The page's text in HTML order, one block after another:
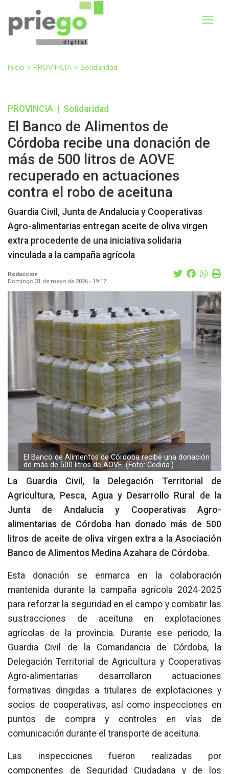
Inicio > PROVINCIA > Solidaridad
PROVINCIA Solidaridad
El Banco de Alimentos de
Córdoba recibe una donación de
más de 500 litros de AOVE
recuperado en actuaciones
contra el robo de aceituna
Guardia Civil, Junta de Andalucía y Cooperativas
Agro-alimentarias entregan aceite de oliva virgen
extra procedente de una iniciativa solidaria
vinculada a la campaña agrícola
Redacción
Domingo 31 de mayo de 2026 - 19:17
El Banco de Alimentos de Córdoba recibe una donación
de más de 500 litros de AOVE. (Foto: Cedida.)
La Guardia Civil, la Delegación Territorial de
Agricultura, Pesca, Agua y Desarrollo Rural de la
Junta de Andalucía y Cooperativas Agro-
alimentarias de Córdoba han donado más de 500
litros de aceite de oliva virgen extra a la Asociación
Banco de Alimentos Medina Azahara de Córdoba.
Esta donación se enmarca en la colaboración
mantenida durante la campaña agrícola 2024-2025
para reforzar la seguridad en el campo y combatir las
sustracciones de aceituna en explotaciones
agrícolas de la provincia. Durante ese periodo, la
Guardia Civil de la Comandancia de Córdoba, la
Delegación Territorial de Agricultura y Cooperativas
Agro-alimentarias desarrollaron actuaciones
formativas dirigidas a titulares de explotaciones y
socios de cooperativas, así como inspecciones en
puntos de compra y controles en vías de
comunicación durante el transporte de aceituna.
Las inspecciones fueron realizadas por
componentes de Seguridad Ciudadana y de los